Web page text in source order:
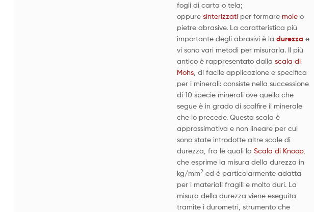
fogli di carta o tela;
oppure sinterizzatiper formare moleo
pietre abrasive. La caratteristica più
importante degli abrasivi è la durezza e
vi sono vari metodi per misurarla. Il più
antico è rappresentato dalla scala di
Mohs, di facile applicazione e specifica
per i minerali: consiste nella successione
di 10 specie minerali ove quello che
segue è in grado di scalfire il minerale
che lo precede. Questa scala è
approssimativa e non lineare per cui
sono state introdotte altre scale di
durezza, fra le quali la Scala di Knoop,
che esprime la misura della durezza in
kg/mm2ed è particolarmente adatta
per i materiali fragili e molto duri. La
misura della durezza viene eseguita
tramite i durometri, strumento che